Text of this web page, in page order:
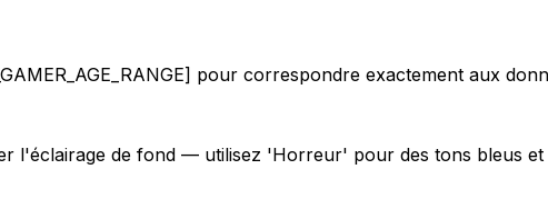
pour correspondre exactement aux
l'éclairage de fond — utilisez 'Horreur' pour des tons bleus